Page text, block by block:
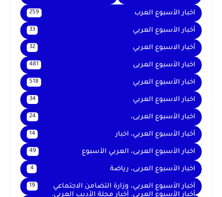
اخبار الأسبوع العرب 259
أخبار الأسبوع العربي 33
أخبار الاسبوع العربي 32
اخبار الأسبوع العربى 481
اخبار الأسبوع العربي 518
اخبار الاسبوع العربي 34
اخبار الأسبوع العربى، 24
أخبار الأسبوع العربي، اخبار 14
اخبار الأسبوع العربى، العربي الأسبوع 49
اخبار الأسبوع العربى، رياضة 4
أخبار الأسبوع العربي، وزارة التضامن الاجتماعي 19
أخبار الأسبوع العربي. أخبار مجلة الأديب العربي.